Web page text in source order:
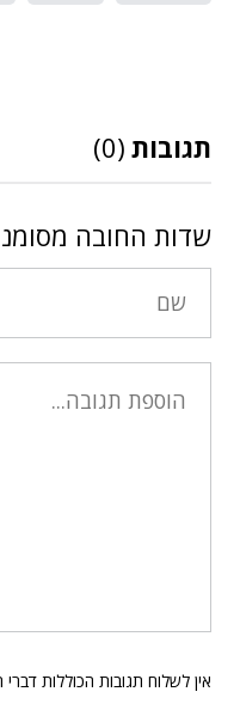
תגובות (0)
שדות החובה
אין לשלוח תגובות הכוללות